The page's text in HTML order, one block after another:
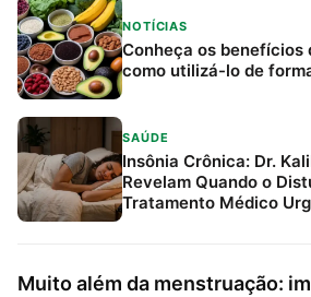
NOTÍCIAS
Conheça os benefícios
como utilizá-lo de
SAÚDE
Insônia Crônica: Dr.
Revelam Quando o
Tratamento Médico
Muito além da menstruação: